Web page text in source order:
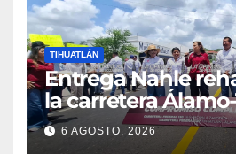
TIHUATLÁN
Entrega Nahle
la carretera
6 AGOSTO, 2026